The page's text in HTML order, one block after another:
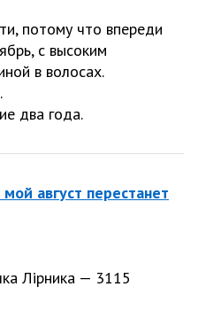
потому что впереди
с высоким
в волосах.
два года.
август перестанет
Лірника — 3115